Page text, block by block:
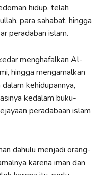
hidup, telah
para sahabat, hingga
peradaban islam.
menghafalkan Al-
hingga mengamalkan
kehidupannya,
kedalam buku-
peradabaan islam
dahulu menjadi orang-
karena iman dan